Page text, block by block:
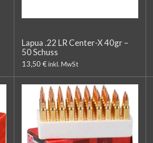
Lapua .22 LR Center-X 40gr –
50 Schuss
13,50 € inkl. MwSt